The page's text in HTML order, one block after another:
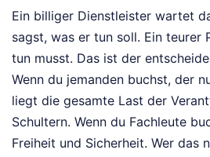
Ein billiger Dienstleister wartet
sagst, was er tun soll. Ein teurer
tun musst. Das ist der
Wenn du jemanden buchst, der
liegt die gesamte Last der
Schultern. Wenn du Fachleute
Freiheit und Sicherheit. Wer das